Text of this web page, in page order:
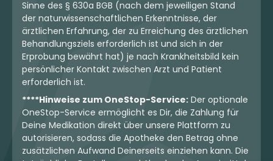
Sinne des § 630a BGB (nach dem jeweiligen Stand
der naturwissenschaftlichen Erkenntnisse, der
ärztlichen Erfahrung, der zu Erreichung des ärztlichen
Behandlungsziels erforderlich ist und sich in der
Erprobung bewährt hat) je nach Krankheitsbild kein
persönlicher Kontakt zwischen Arzt und Patient
erforderlich ist.
****Hinweise zum OneStop-Service: Der optionale
OneStop-Service ermöglicht es Dir, die Zahlung für
Deine Medikation direkt über unsere Plattform zu
autorisieren, sodass die Apotheke den Betrag ohne
zusätzlichen Aufwand Deinerseits einziehen kann. Die